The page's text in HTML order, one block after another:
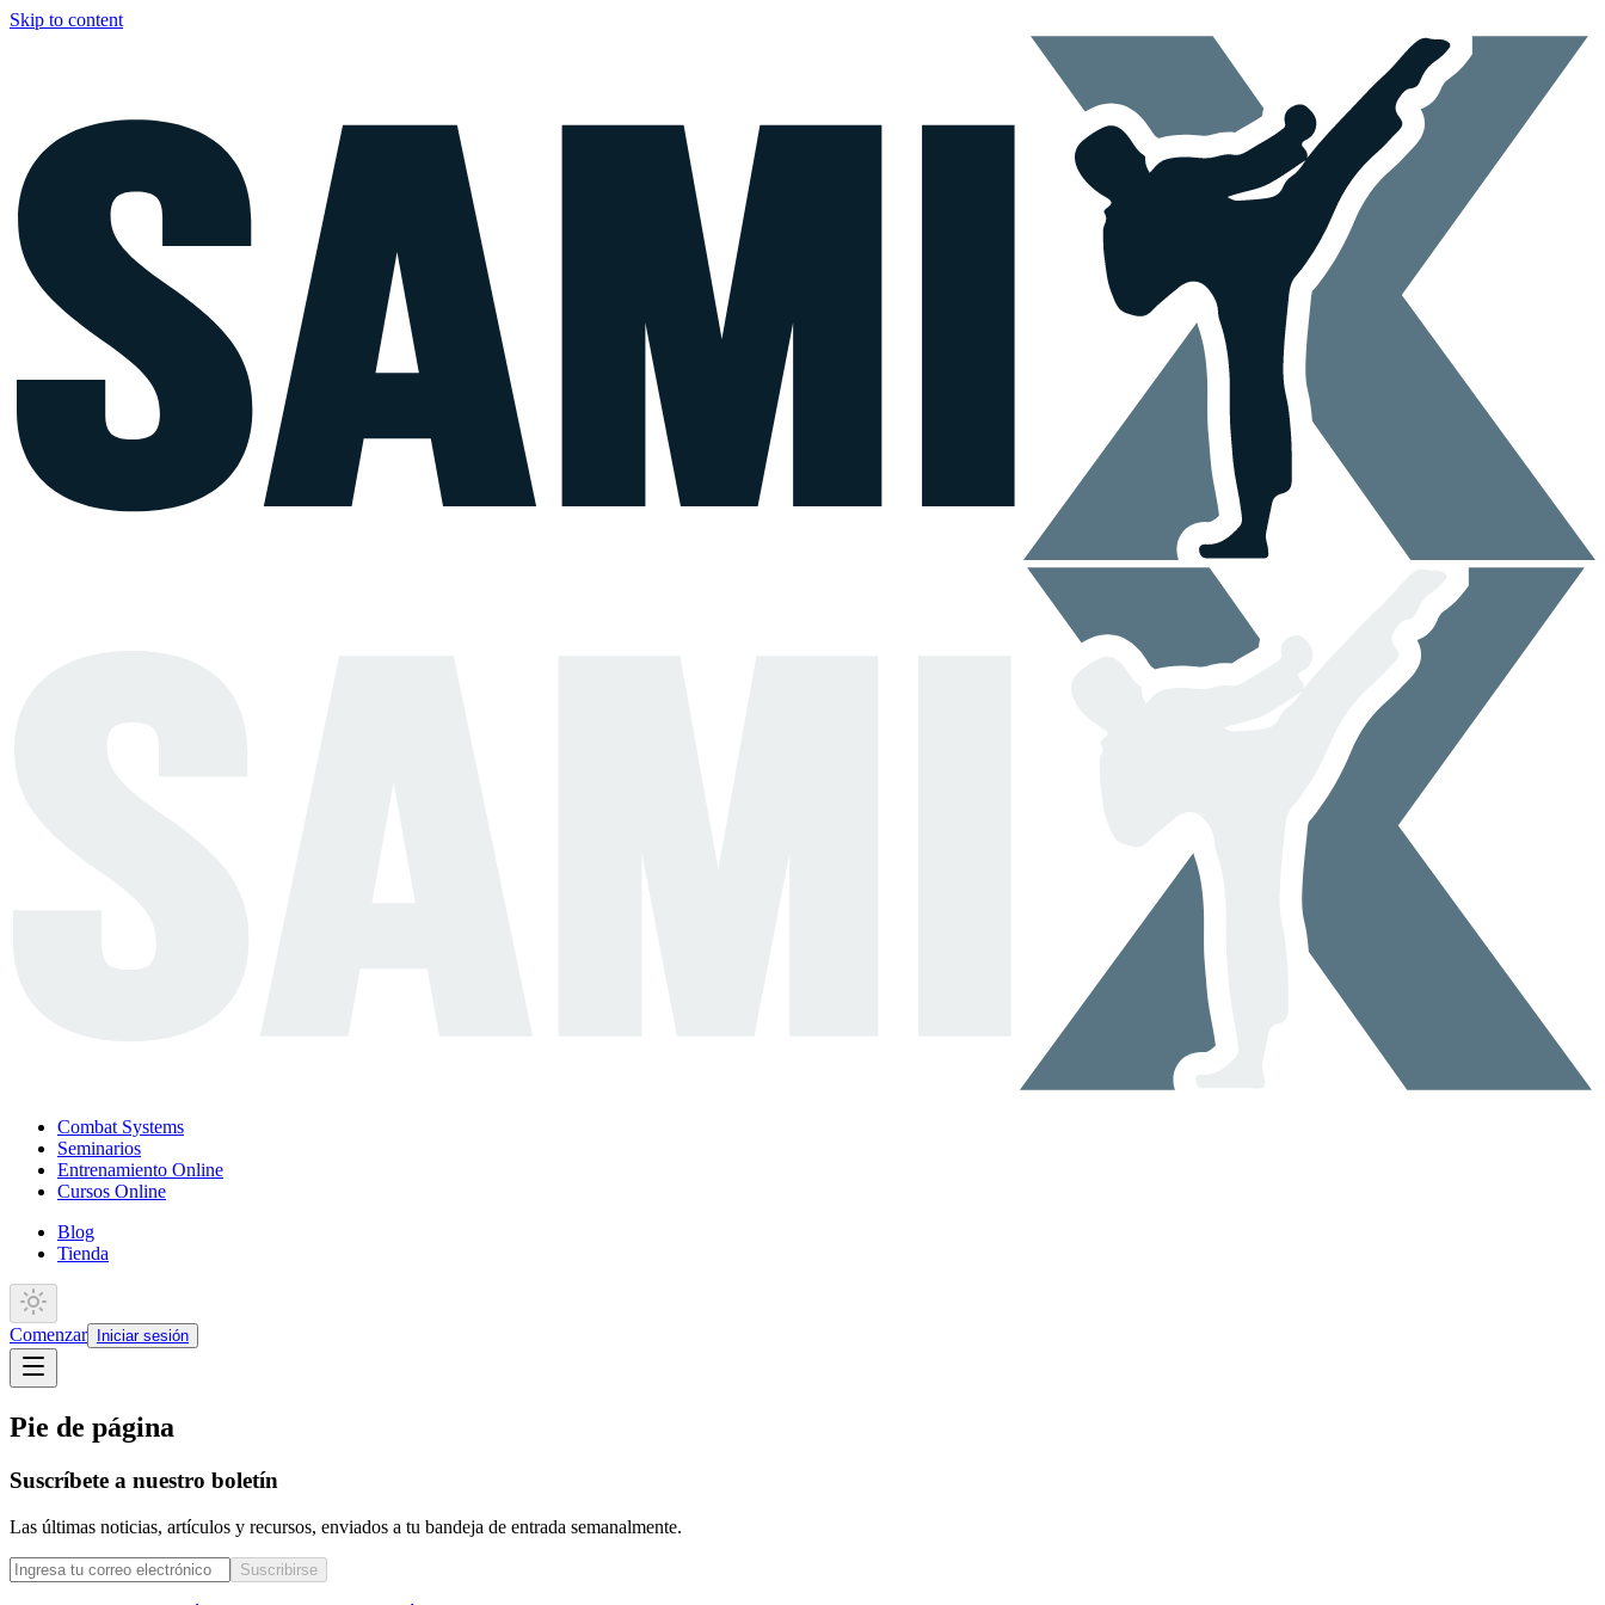
Skip to content
Combat Systems
Seminarios
Entrenamiento Online
Cursos Online
Blog
Tienda
Comenzar Iniciar sesión
Pie de página
Suscríbete a nuestro boletín
Las últimas noticias, artículos y recursos, enviados a tu bandeja de entrada semanalmente.
Suscribirse